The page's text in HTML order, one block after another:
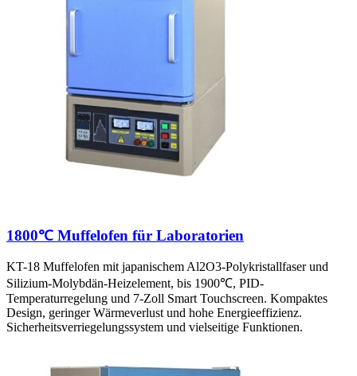
1800℃ Muffelofen für Laboratorien
KT-18 Muffelofen mit japanischem Al2O3-Polykristallfaser und
Silizium-Molybdän-Heizelement, bis 1900℃, PID-
Temperaturregelung und 7-Zoll Smart Touchscreen. Kompaktes
Design, geringer Wärmeverlust und hohe Energieeffizienz.
Sicherheitsverriegelungssystem und vielseitige Funktionen.